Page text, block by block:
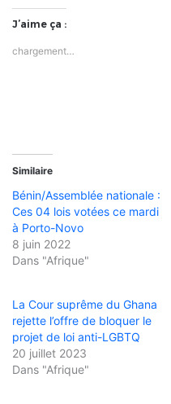
J’aime ça :
chargement…
Similaire
Bénin/Assemblée nationale :
Ces 04 lois votées ce mardi
à Porto-Novo
8 juin 2022
Dans "Afrique"
La Cour suprême du Ghana
rejette l’offre de bloquer le
projet de loi anti-LGBTQ
20 juillet 2023
Dans "Afrique"